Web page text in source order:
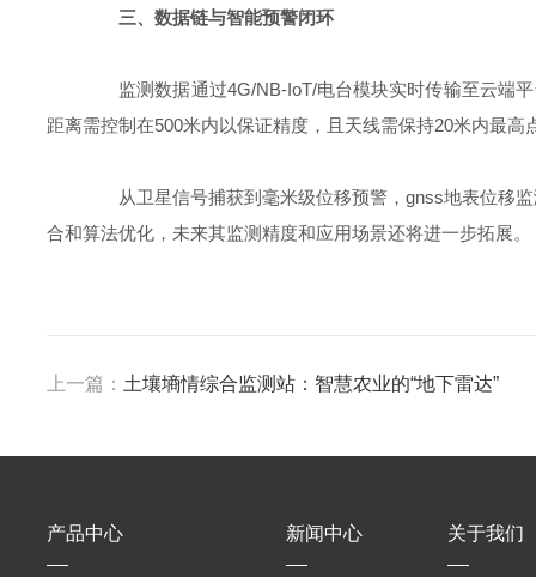
三、数据链与智能预警闭环
监测数据通过4G/NB-IoT/电台模块实时传输至云端平
距离需控制在500米内以保证精度，且天线需保持20米内最
从卫星信号捕获到毫米级位移预警，gnss地表位移监
合和算法优化，未来其监测精度和应用场景还将进一步拓展。
上一篇： 土壤墒情综合监测站：智慧农业的“地下雷达”
产品中心 新闻中心 关于我们